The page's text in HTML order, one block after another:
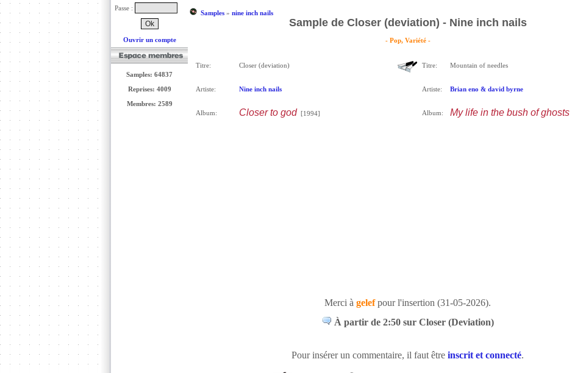
Passe :
Ouvrir un compte
Samples: 64837
Reprises: 4009
Membres: 2589
Samples» nine inch nails
Sample de Closer (deviation) - Nine inch nails
- Pop, Variété -
Titre: Closer (deviation)
Artiste: Nine inch nails
Album: Closer to god[1994]
Titre: Mountain of needles
Artiste: Brian eno & david byrne
Album: My life in the bush of ghosts
Merci à gelefpour l'insertion (31-05-2026).
À partir de 2:50 sur Closer (Deviation)
Pour insérer un commentaire, il faut être inscrit et connecté.